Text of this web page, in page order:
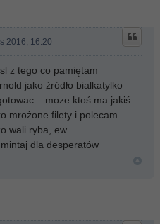
2016, 16:20
z tego co pamiętam
jako źródło bialkatylko
moze ktoś ma jakiś
mrożone filety i polecam
wali ryba, ew.
dla desperatów